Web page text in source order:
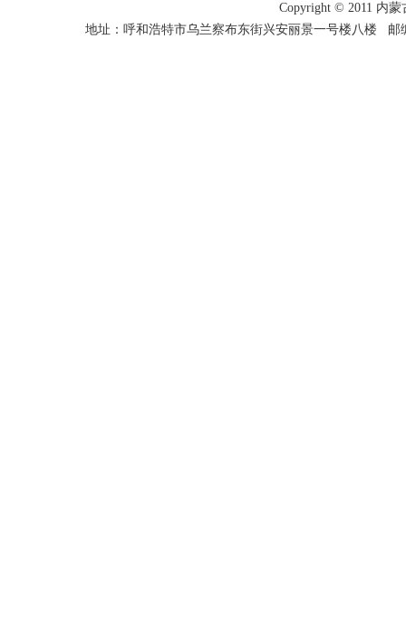
Copyright © 2011 内蒙
地址：呼和浩特市乌兰察布东街兴安丽景一号楼八楼 邮